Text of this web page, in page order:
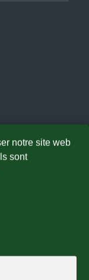
notre site web
sont